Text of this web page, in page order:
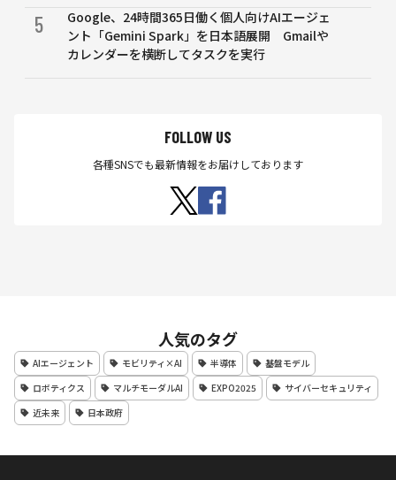
5
Google、24時間365日働く個人向けAIエージェ
ント「Gemini Spark」を日本語展開 Gmailや
カレンダーを横断してタスクを実行
FOLLOW US
各種SNSでも最新情報をお届けしております
人気のタグ
AIエージェント モビリティ×AI 半導体
基盤モデル
ロボティクス
マルチモーダルAI EXPO2025
サイバーセキュリティ
近未来
日本政府